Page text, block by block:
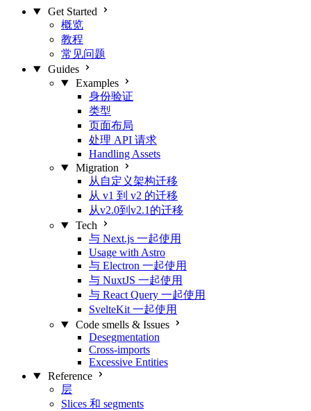
Get Started
概览
教程
常见问题
Guides
Examples
身份验证
类型
页面布局
处理 API 请求
Handling Assets
Migration
从自定义架构迁移
从 v1 到 v2 的迁移
从v2.0到v2.1的迁移
Tech
与 Next.js 一起使用
Usage with Astro
与 Electron 一起使用
与 NuxtJS 一起使用
与 React Query 一起使用
SvelteKit 一起使用
Code smells & Issues
Desegmentation
Cross-imports
Excessive Entities
Reference
层
Slices 和 segments